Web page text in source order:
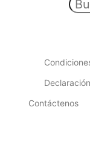
Contáctenos